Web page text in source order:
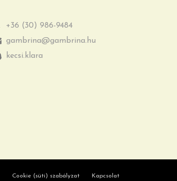
+36 (30) 986-9484
gambrina@gambrina.hu
kecsi.klara
Cookie (süti) szabályzat Kapcsolat